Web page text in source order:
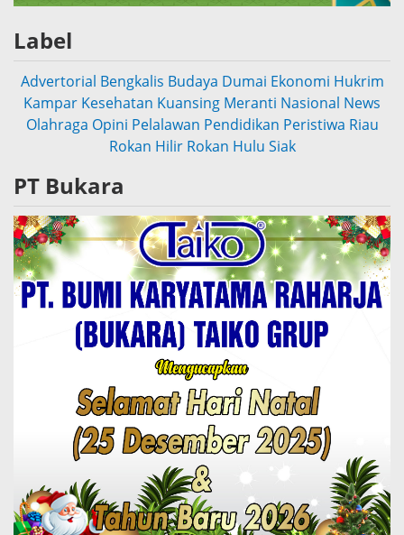
Label
Advertorial Bengkalis Budaya Dumai Ekonomi Hukrim
Kampar Kesehatan Kuansing Meranti Nasional News
Olahraga Opini Pelalawan Pendidikan Peristiwa Riau
Rokan Hilir Rokan Hulu Siak
PT Bukara